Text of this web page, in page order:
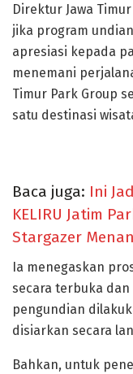
Direktur Jawa
jika program
apresiasi kepada
menemani
Timur Park Group
satu destinasi
Baca juga: Ini
KELIRU Jatim
Stargazer
Ia menegaskan
secara terbuka
pengundian
disiarkan secara
Bahkan, untuk